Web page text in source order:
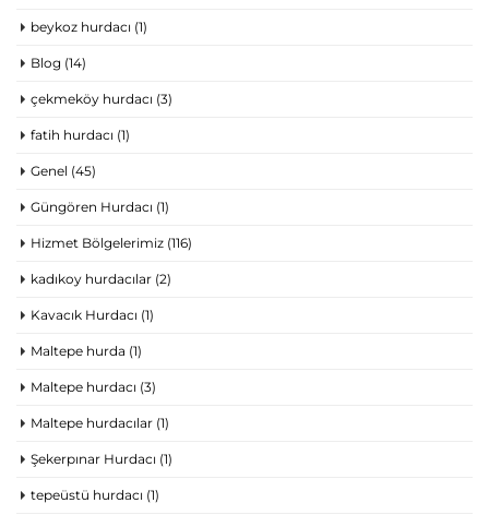
beykoz hurdacı (1)
Blog (14)
çekmeköy hurdacı (3)
fatih hurdacı (1)
Genel (45)
Güngören Hurdacı (1)
Hizmet Bölgelerimiz (116)
kadıkoy hurdacılar (2)
Kavacık Hurdacı (1)
Maltepe hurda (1)
Maltepe hurdacı (3)
Maltepe hurdacılar (1)
Şekerpınar Hurdacı (1)
tepeüstü hurdacı (1)